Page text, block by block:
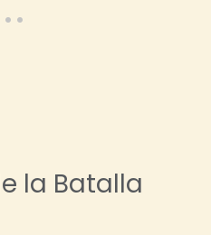
la Batalla